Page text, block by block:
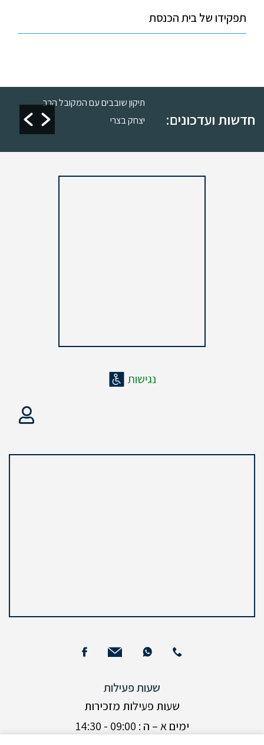
תפקידו של בית הכנסת
חדשות ועדכונים:
תיקון שובבים עם המקובל הרב
יצחק בצרי
שעות פעילות
שעות פעילות מזכירות
ימים א – ה : 09:00 - 14:30